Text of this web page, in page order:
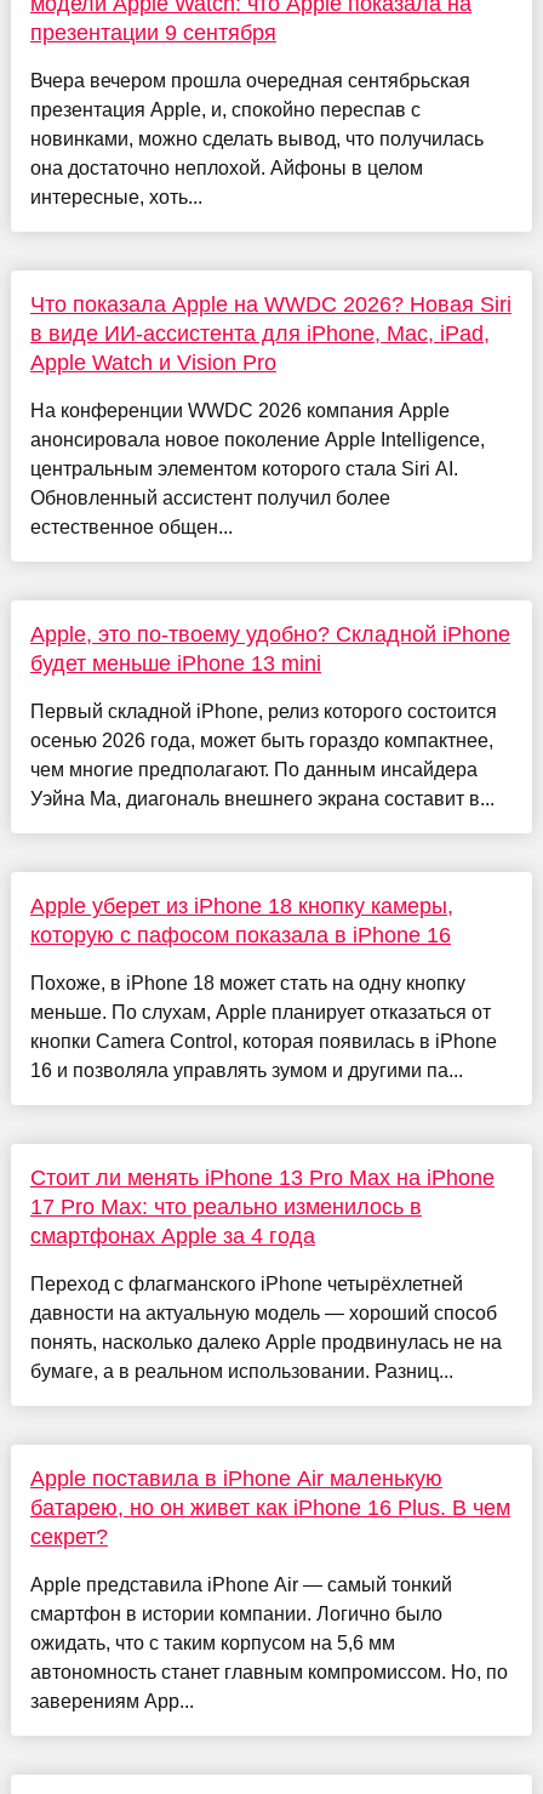
презентации 9 сентября
Вчера вечером прошла очередная сентябрьская
презентация Apple, и, спокойно переспав с
новинками, можно сделать вывод, что получилась
она достаточно неплохой. Айфоны в целом
интересные, хоть...
Что показала Apple на WWDC 2026? Новая Siri
в виде ИИ-ассистента для iPhone, Mac, iPad,
Apple Watch и Vision Pro
На конференции WWDC 2026 компания Apple
анонсировала новое поколение Apple Intelligence,
центральным элементом которого стала Siri AI.
Обновленный ассистент получил более
естественное общен...
Apple, это по-твоему удобно? Складной iPhone
будет меньше iPhone 13 mini
Первый складной iPhone, релиз которого состоится
осенью 2026 года, может быть гораздо компактнее,
чем многие предполагают. По данным инсайдера
Уэйна Ма, диагональ внешнего экрана составит в...
Apple уберет из iPhone 18 кнопку камеры,
которую с пафосом показала в iPhone 16
Похоже, в iPhone 18 может стать на одну кнопку
меньше. По слухам, Apple планирует отказаться от
кнопки Camera Control, которая появилась в iPhone
16 и позволяла управлять зумом и другими па...
Стоит ли менять iPhone 13 Pro Max на iPhone
17 Pro Max: что реально изменилось в
смартфонах Apple за 4 года
Переход с флагманского iPhone четырёхлетней
давности на актуальную модель — хороший способ
понять, насколько далеко Apple продвинулась не на
бумаге, а в реальном использовании. Разниц...
Apple поставила в iPhone Air маленькую
батарею, но он живет как iPhone 16 Plus. В чем
секрет?
Apple представила iPhone Air — самый тонкий
смартфон в истории компании. Логично было
ожидать, что с таким корпусом на 5,6 мм
автономность станет главным компромиссом. Но, по
заверениям App...